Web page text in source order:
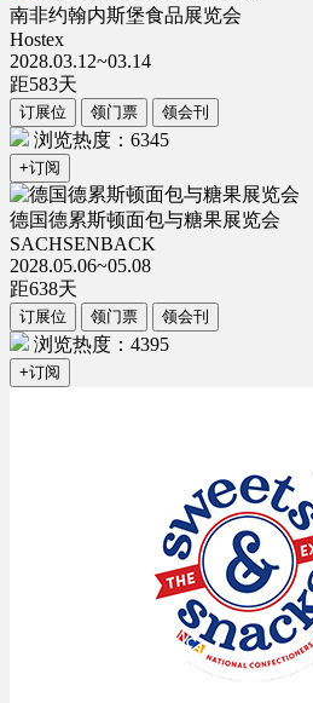
南非约翰内斯堡食品展览会
Hostex
2028.03.12~03.14
距583天
订展位 领门票 领会刊
浏览热度：6345
+订阅
德国德累斯顿面包与糖果展览会
SACHSENBACK
2028.05.06~05.08
距638天
订展位 领门票 领会刊
浏览热度：4395
+订阅